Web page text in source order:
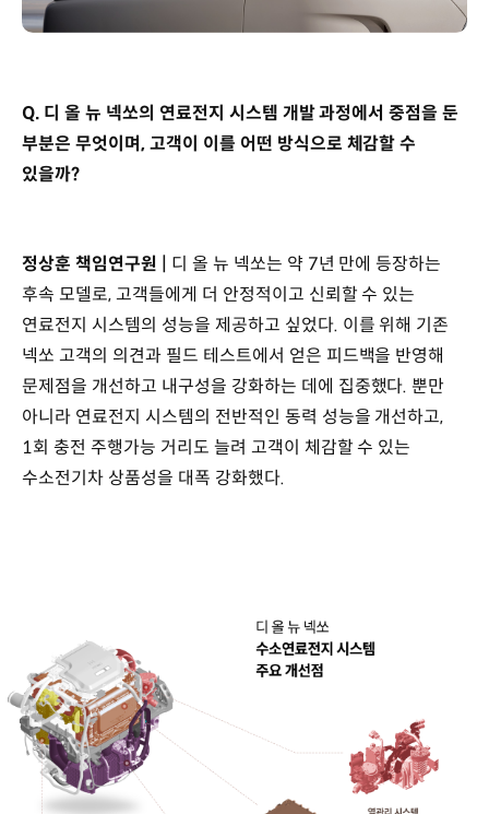
Q. 디 올 뉴 넥쏘의 연료전지 시스템 개발 과정에서 중점을 둔
부분은 무엇이며, 고객이 이를 어떤 방식으로 체감할 수
있을까?
정상훈 책임연구원 | 디 올 뉴 넥쏘는 약 7년 만에 등장하는
후속 모델로, 고객들에게 더 안정적이고 신뢰할 수 있는
연료전지 시스템의 성능을 제공하고 싶었다. 이를 위해 기존
넥쏘 고객의 의견과 필드 테스트에서 얻은 피드백을 반영해
문제점을 개선하고 내구성을 강화하는 데에 집중했다. 뿐만
아니라 연료전지 시스템의 전반적인 동력 성능을 개선하고,
1회 충전 주행가능 거리도 늘려 고객이 체감할 수 있는
수소전기차 상품성을 대폭 강화했다.